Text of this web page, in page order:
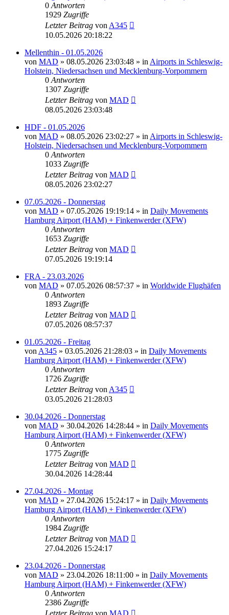
0 Antworten
1929 Zugriffe
Letzter Beitrag von A345
10.05.2026 20:18:22
Mellenthin - 01.05.2026
von MAD » 08.05.2026 23:03:48 » in Airports in Schleswig-
Holstein, Niedersachsen und Mecklenburg-Vorpommern
0 Antworten
1307 Zugriffe
Letzter Beitrag von MAD
08.05.2026 23:03:48
HDF - 01.05.2026
von MAD » 08.05.2026 23:02:27 » in Airports in Schleswig-
Holstein, Niedersachsen und Mecklenburg-Vorpommern
0 Antworten
1033 Zugriffe
Letzter Beitrag von MAD
08.05.2026 23:02:27
07.05.2026 - Donnerstag
von MAD » 07.05.2026 19:19:14 » in Daily Movements
Hamburg Airport (HAM) + Finkenwerder (XFW)
0 Antworten
1653 Zugriffe
Letzter Beitrag von MAD
07.05.2026 19:19:14
FRA - 23.03.2026
von MAD » 07.05.2026 08:57:37 » in Worldwide Flughäfen
0 Antworten
1893 Zugriffe
Letzter Beitrag von MAD
07.05.2026 08:57:37
01.05.2026 - Freitag
von A345 » 03.05.2026 21:28:03 » in Daily Movements
Hamburg Airport (HAM) + Finkenwerder (XFW)
0 Antworten
1726 Zugriffe
Letzter Beitrag von A345
03.05.2026 21:28:03
30.04.2026 - Donnerstag
von MAD » 30.04.2026 14:28:44 » in Daily Movements
Hamburg Airport (HAM) + Finkenwerder (XFW)
0 Antworten
1775 Zugriffe
Letzter Beitrag von MAD
30.04.2026 14:28:44
27.04.2026 - Montag
von MAD » 27.04.2026 15:24:17 » in Daily Movements
Hamburg Airport (HAM) + Finkenwerder (XFW)
0 Antworten
1984 Zugriffe
Letzter Beitrag von MAD
27.04.2026 15:24:17
23.04.2026 - Donnerstag
von MAD » 23.04.2026 18:11:00 » in Daily Movements
Hamburg Airport (HAM) + Finkenwerder (XFW)
0 Antworten
2386 Zugriffe
Letzter Beitrag von MAD